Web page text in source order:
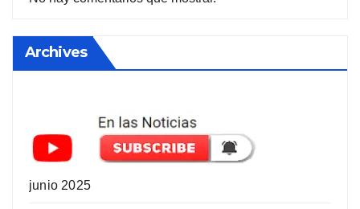
Archives
junio 2025